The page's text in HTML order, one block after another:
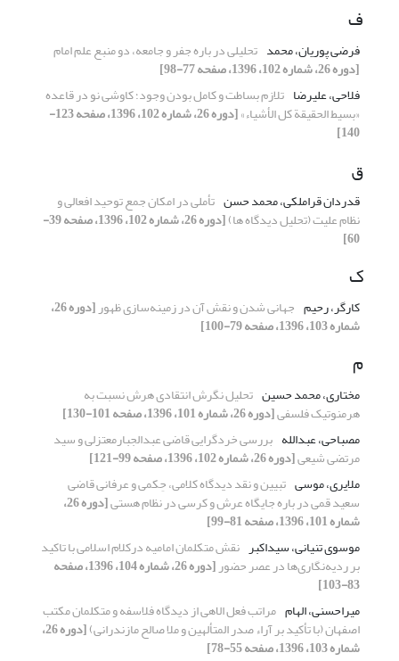
ف
فرضی پوریان، محمد تحلیلی در باره جفر و جامعه، دو منبع علم امام
[دوره 26، شماره 102، 1396، صفحه 77-98]
فلاحی، علیرضا تلازم بساطت و کامل بودن وجود؛ کاوشی نو در قاعده
«بسیط الحقیقة کل الأشیاء» [دوره 26، شماره 102، 1396، صفحه 123-
140]
ق
قدردان قراملکی، محمد حسن تأملی در امکان جمع توحید افعالی و
نظام علیت (تحلیل دیدگاه ها) [دوره 26، شماره 102، 1396، صفحه 39-
60]
ک
کارگر، رحیم جهانی شدن و نقش آن در زمینه‌سازی ظهور [دوره 26،
شماره 103، 1396، صفحه 79-100]
م
مختاری، محمد حسین تحلیل نگرش انتقادی هرش نسبت به
هرمنوتیک فلسفی[دوره 26، شماره 101، 1396، صفحه 101-130]
مصباحی، عبدالله بررسی خردگرایی قاضی عبدالجبارمعتزلی و سید
مرتضی شیعی[دوره 26، شماره 102، 1396، صفحه 99-121]
ملایری، موسی تبیین و نقد دیدگاه کلامی، حِکمی و عرفانی قاضی
سعید قمی در باره جایگاه عرش و کرسی در نظام هستی [دوره 26،
شماره 101، 1396، صفحه 81-99]
موسوی تنیانی، سیداکبر نقش متکلمان امامیه درکلام اسلامی با تاکید
بر ردیه‌نگاری‌‌ها در عصر حضور [دوره 26، شماره 104، 1396، صفحه
83-103]
میراحسنی، الهام مراتب فعل الاهی از دیدگاه فلاسفه و متکلمان مکتب
اصفهان (با تأکید بر آراء صدر المتألهین و ملا صالح مازندرانی) [دوره 26،
شماره 103، 1396، صفحه 55-78]